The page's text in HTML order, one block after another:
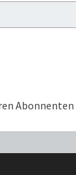
Abonnenten